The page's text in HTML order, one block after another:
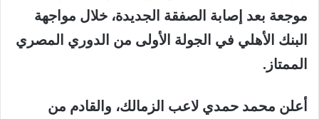
موجعة بعد إصابة الصفقة الجديدة، خلال مواجهة
البنك الأهلي في الجولة الأولى من الدوري المصري
الممتاز.
أعلن محمد حمدي لاعب الزمالك، والقادم من